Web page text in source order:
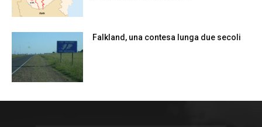
Falkland, una contesa lunga due secoli